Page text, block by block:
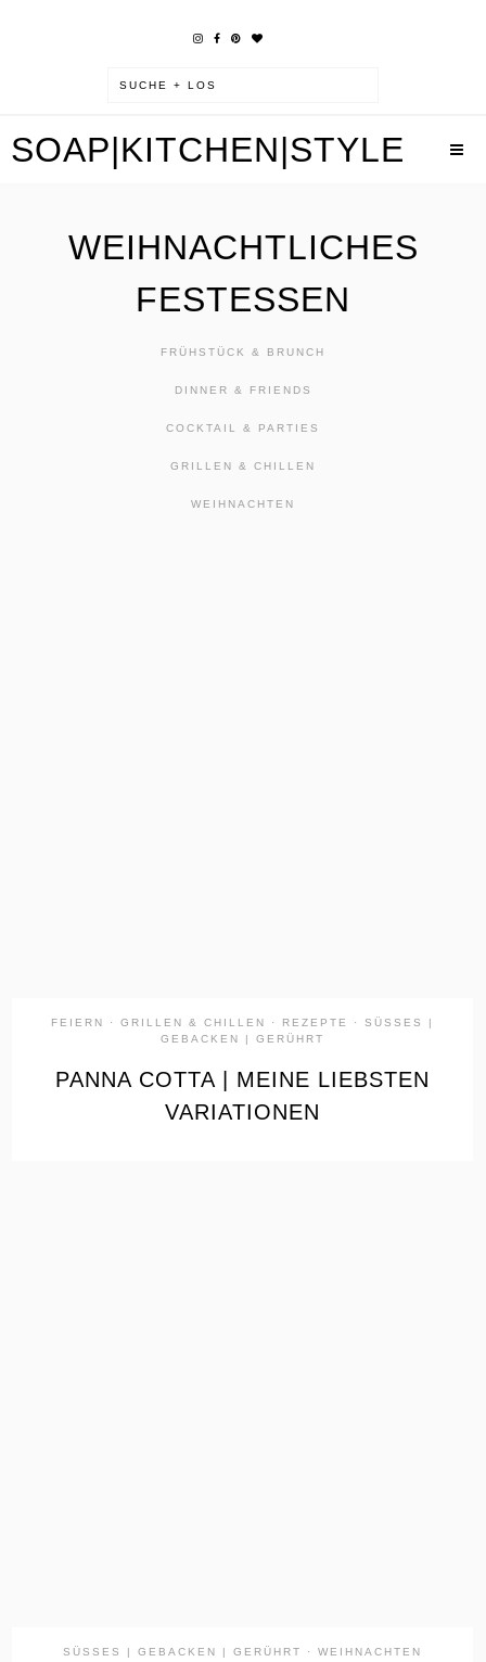
SOAP|KITCHEN|STYLE
WEIHNACHTLICHES
FESTESSEN
FRÜHSTÜCK & BRUNCH
DINNER & FRIENDS
COCKTAIL & PARTIES
GRILLEN & CHILLEN
WEIHNACHTEN
FEIERN ·GRILLEN & CHILLEN · REZEPTE ·SÜSSES | G
EBACKEN | GERÜHRT
PANNA COTTA | MEINE LIEBSTEN
VARIATIONEN
SÜSSES | GEBACKEN | GERÜHRT ·WEIHNACHTEN